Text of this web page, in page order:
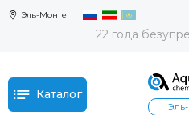
Эль-Монте
22 года
Каталог